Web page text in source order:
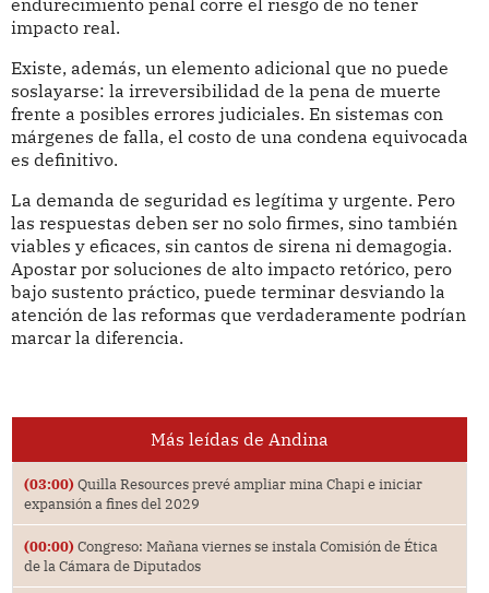
endurecimiento penal corre el riesgo de no tener
impacto real.
Existe, además, un elemento adicional que no puede
soslayarse: la irreversibilidad de la pena de muerte
frente a posibles errores judiciales. En sistemas con
márgenes de falla, el costo de una condena equivocada
es definitivo.
La demanda de seguridad es legítima y urgente. Pero
las respuestas deben ser no solo firmes, sino también
viables y eficaces, sin cantos de sirena ni demagogia.
Apostar por soluciones de alto impacto retórico, pero
bajo sustento práctico, puede terminar desviando la
atención de las reformas que verdaderamente podrían
marcar la diferencia.
Más leídas de Andina
(03:00) Quilla Resources prevé ampliar mina Chapi e iniciar
expansión a fines del 2029
(00:00) Congreso: Mañana viernes se instala Comisión de Ética
de la Cámara de Diputados